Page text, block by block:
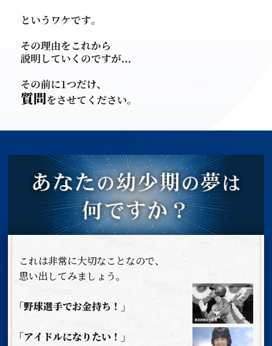
これは非常に大切なことなので、
思い出してみましょう。
｢野球選手でお金持ち！｣
｢アイドルになりたい！｣